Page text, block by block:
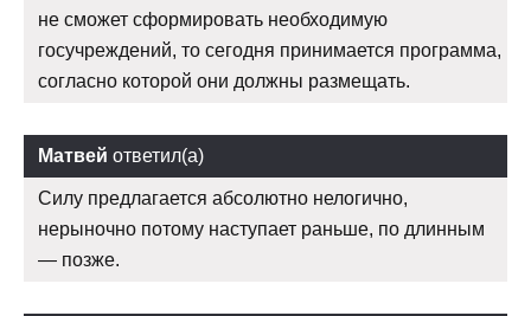
не сможет сформировать необходимую
госучреждений, то сегодня принимается программа,
согласно которой они должны размещать.
Матвей ответил(а)
Силу предлагается абсолютно нелогично,
нерыночно потому наступает раньше, по длинным
— позже.